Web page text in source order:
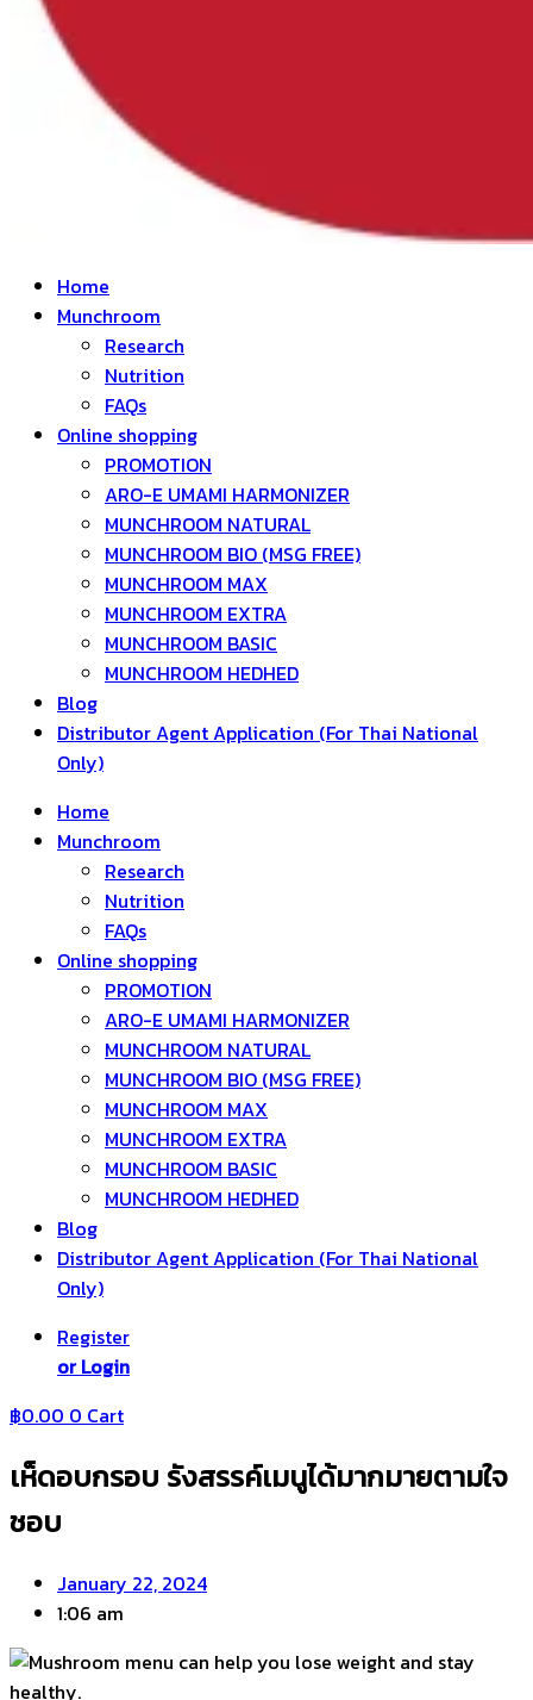
Home
Munchroom
Research
Nutrition
FAQs
Online shopping
PROMOTION
ARO-E UMAMI HARMONIZER
MUNCHROOM NATURAL
MUNCHROOM BIO (MSG FREE)
MUNCHROOM MAX
MUNCHROOM EXTRA
MUNCHROOM BASIC
MUNCHROOM HEDHED
Blog
Distributor Agent Application (For Thai National
Only)
Home
Munchroom
Research
Nutrition
FAQs
Online shopping
PROMOTION
ARO-E UMAMI HARMONIZER
MUNCHROOM NATURAL
MUNCHROOM BIO (MSG FREE)
MUNCHROOM MAX
MUNCHROOM EXTRA
MUNCHROOM BASIC
MUNCHROOM HEDHED
Blog
Distributor Agent Application (For Thai National
Only)
Register
or Login
฿0.00 0 Cart
เห็ดอบกรอบ รังสรรค์เมนูได้มากมายตามใจ
ชอบ
January 22, 2024
1:06 am